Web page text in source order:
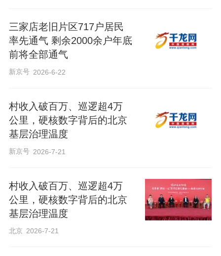
三家店老旧片区717户居民
率先通气 剩余2000余户年底
前将全部通气
新京号 2026-6-22
村收入破百万、巡逻超4万
公里，硬核数字背后的北京
基层治理温度
新京号 2026-7-21
村收入破百万、巡逻超4万
公里，硬核数字背后的北京
基层治理温度
北京 2026-7-21